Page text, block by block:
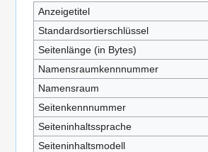
springen
springen
Anzeigetitel
Standardsortierschlüssel
Seitenlänge (in Bytes)
Namensraumkennnummer
Namensraum
Seitenkennnummer
Seiteninhaltssprache
Seiteninhaltsmodell